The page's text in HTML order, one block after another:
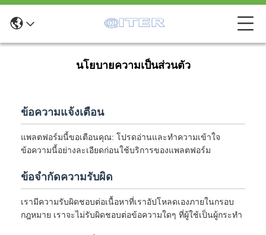
นโยบายความเป็นส่วนตัว
ข้อความแจ้งเตือน
แพลตฟอร์มนี้ขอเตือนคุณ: โปรดอ่านและทำความเข้าใจ
ข้อความนี้อย่างละเอียดก่อนใช้บริการของแพลตฟอร์ม
ข้อจำกัดความรับผิด
เรามีความรับผิดชอบต่อเนื้อหาที่เราอัปโหลดเองภายในกรอบ
กฎหมาย เราจะไม่รับผิดชอบต่อข้อความใดๆ ที่ผู้ใช้เป็นผู้กระทำ